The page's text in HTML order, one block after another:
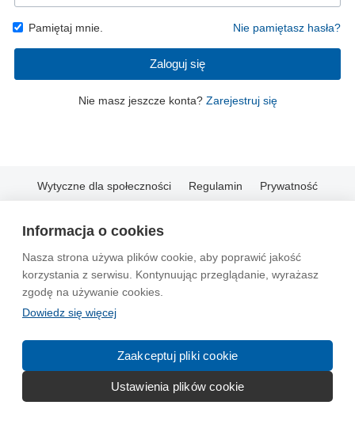
Informacja o cookies
Nasza strona używa plików cookie, aby poprawić jakość
korzystania z serwisu. Kontynuując przeglądanie, wyrażasz
zgodę na używanie cookies.
Dowiedz się więcej
Zaakceptuj pliki cookie
Ustawienia plików cookie
Pamiętaj mnie. Nie pamiętasz hasła?
Zaloguj się
Nie masz jeszcze konta? Zarejestruj się
Wytyczne dla społeczności Regulamin Prywatność
© 2004-2026 Emito.net